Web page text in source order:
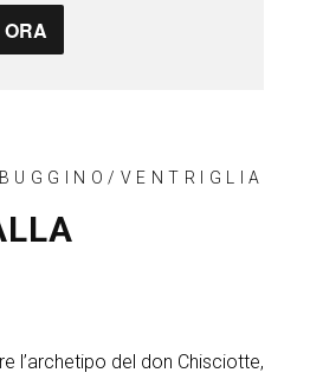
VENTRIGLIA
l’archetipo del don Chisciotte,